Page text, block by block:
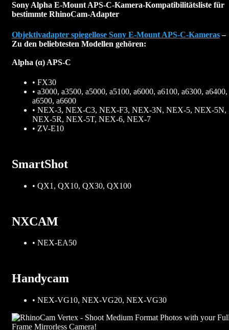
Sony Alpha E-Mount APS-C-Kamera-Kompatibilitätsliste für
bestimmte RhinoCam-Adapter
Objektivadapter spiegellose Sony E-Mount APS-C-Kameras–
Zu den beliebtesten Modellen gehören:
Alpha (α) APS-C
• FX30
• a3000, a3500, a5000, a5100, a6000, a6100, a6300, a6400,
a6500, a6600
• NEX-3, NEX-C3, NEX-F3, NEX-3N, NEX-5, NEX-5N,
NEX-5R, NEX-5T, NEX-6, NEX-7
• ZV-E10
SmartShot
• QX1, QX10, QX30, QX100
NXCAM
• NEX-EA50
Handycam
• NEX-VG10, NEX-VG20, NEX-VG30